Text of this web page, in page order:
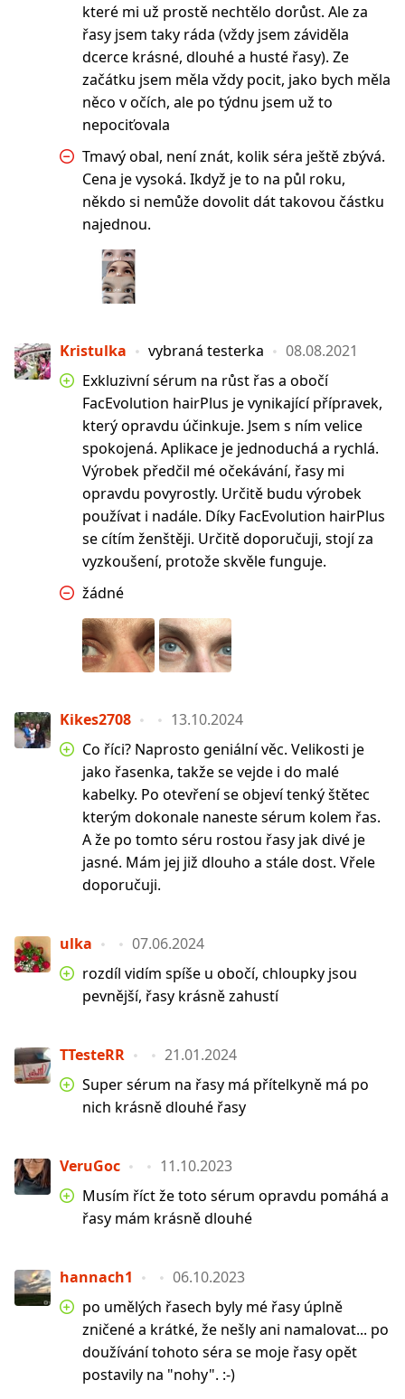
které mi už prostě nechtělo dorůst. Ale za
řasy jsem taky ráda (vždy jsem záviděla
dcerce krásné, dlouhé a husté řasy). Ze
začátku jsem měla vždy pocit, jako bych měla
něco v očích, ale po týdnu jsem už to
nepociťovala
Tmavý obal, není znát, kolik séra ještě zbývá.
Cena je vysoká. Ikdyž je to na půl roku,
někdo si nemůže dovolit dát takovou částku
najednou.
Kristulka vybraná testerka
08.08.2021
Exkluzivní sérum na růst řas a obočí
FacEvolution hairPlus je vynikající přípravek,
který opravdu účinkuje. Jsem s ním velice
spokojená. Aplikace je jednoduchá a rychlá.
Výrobek předčil mé očekávání, řasy mi
opravdu povyrostly. Určitě budu výrobek
používat i nadále. Díky FacEvolution hairPlus
se cítím ženštěji. Určitě doporučuji, stojí za
vyzkoušení, protože skvěle funguje.
žádné
Kikes2708
13.10.2024
Co říci? Naprosto geniální věc. Velikosti je
jako řasenka, takže se vejde i do malé
kabelky. Po otevření se objeví tenký štětec
kterým dokonale naneste sérum kolem řas.
A že po tomto séru rostou řasy jak divé je
jasné. Mám jej již dlouho a stále dost. Vřele
doporučuji.
ulka
07.06.2024
rozdíl vidím spíše u obočí, chloupky jsou
pevnější, řasy krásně zahustí
TTesteRR
21.01.2024
Super sérum na řasy má přítelkyně má po
nich krásně dlouhé řasy
VeruGoc
11.10.2023
Musím říct že toto sérum opravdu pomáhá a
řasy mám krásně dlouhé
hannach1
06.10.2023
po umělých řasech byly mé řasy úplně
zničené a krátké, že nešly ani namalovat... po
doužívání tohoto séra se moje řasy opět
postavily na "nohy". :-)